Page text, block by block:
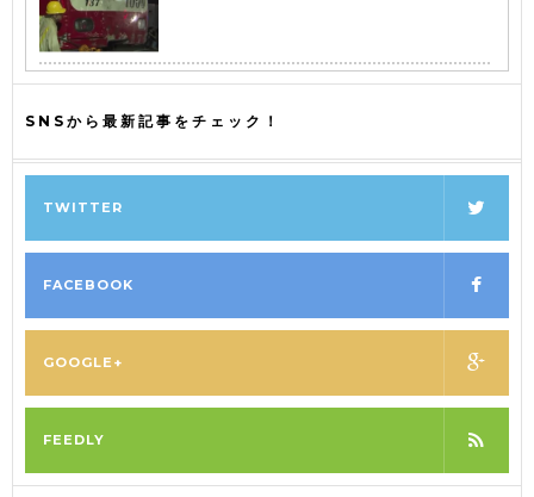
SNSから最新記事をチェック！
TWITTER
FACEBOOK
GOOGLE+
FEEDLY